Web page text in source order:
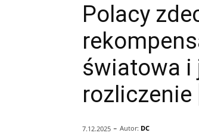
Polacy
światowa i
rozliczenie
7.12.2025 - Autor: DC